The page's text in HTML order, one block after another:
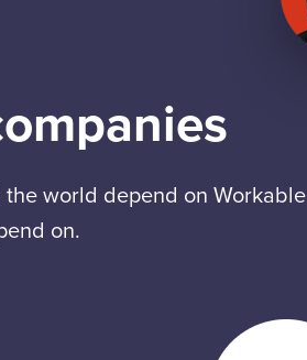
world depend on Workable
on.